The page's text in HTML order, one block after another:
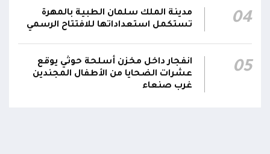
04
مدينة الملك سلمان الطبية بالمهرة
تستكمل استعداداتها للافتتاح الرسمي
05
انفجار داخل مخزن أسلحة حوثي يوقع
عشرات الضحايا من الأطفال المجندين
غرب صنعاء